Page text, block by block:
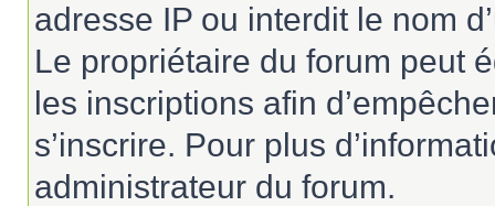
adresse IP ou interdit le nom
Le propriétaire du forum peut
les inscriptions afin
s’inscrire. Pour plus
administrateur du forum.